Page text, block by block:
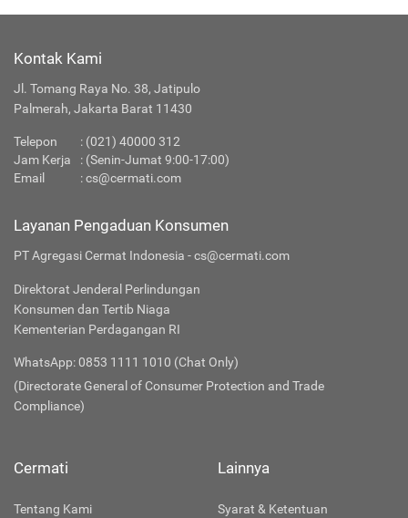
Kontak Kami
Jl. Tomang Raya No. 38, Jatipulo
Palmerah, Jakarta Barat 11430
Telepon : (021) 40000 312
Jam Kerja
: (Senin-Jumat 9:00-17:00)
Email
:cs@cermati.com
Layanan Pengaduan Konsumen
PT Agregasi Cermat Indonesia - cs@cermati.com
Direktorat Jenderal Perlindungan
Konsumen dan Tertib Niaga
Kementerian Perdagangan RI
WhatsApp: 0853 1111 1010 (Chat Only)
(Directorate General of Consumer Protection and Trade
Compliance)
Cermati
Tentang Kami
Lainnya
Syarat & Ketentuan